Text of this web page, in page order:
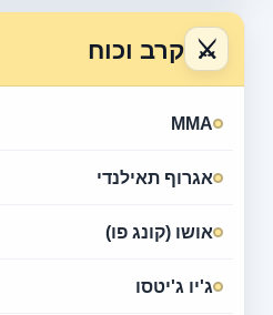
⚔ קרב וכוח
MMA
אגרוף תאילנדי
אושו (קונג פו)
ג'יו ג'יטסו